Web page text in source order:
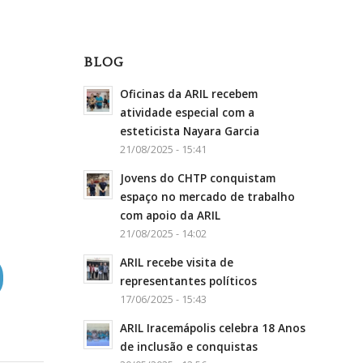
BLOG
Oficinas da ARIL recebem
atividade especial com a
esteticista Nayara Garcia
21/08/2025 - 15:41
Jovens do CHTP conquistam
espaço no mercado de trabalho
com apoio da ARIL
21/08/2025 - 14:02
ARIL recebe visita de
representantes políticos
17/06/2025 - 15:43
ARIL Iracemápolis celebra 18 Anos
de inclusão e conquistas